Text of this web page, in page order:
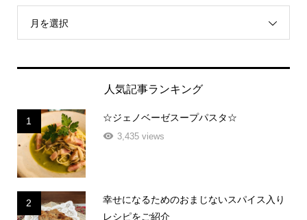
月を選択
人気記事ランキング
1 ☆ジェノベーゼスープパスタ☆
3,435 views
2
幸せになるためのおまじないスパイス入り
レシピをご紹介